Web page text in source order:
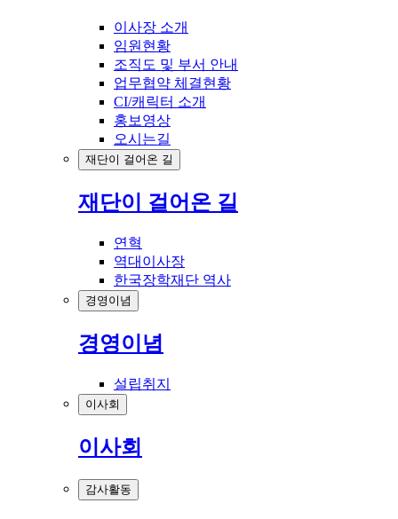
이사장 소개
임원현황
조직도 및 부서 안내
업무협약 체결현황
CI/캐릭터 소개
홍보영상
오시는길
재단이 걸어온 길
재단이 걸어온 길
연혁
역대이사장
한국장학재단 역사
경영이념
경영이념
설립취지
이사회
이사회
감사활동